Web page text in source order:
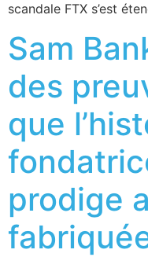
scandale FTX s’est
Sam
des
que
prodige